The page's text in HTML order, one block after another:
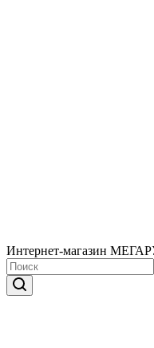
Интернет-магазин